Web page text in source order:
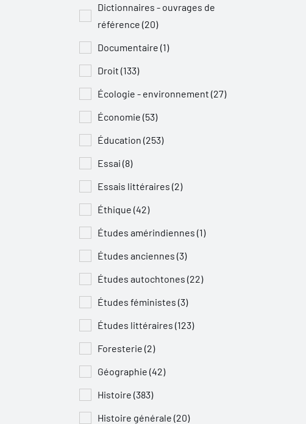
Dictionnaires - ouvrages de
référence (20)
Documentaire (1)
Droit (133)
Écologie - environnement (27)
Économie (53)
Éducation (253)
Essai (8)
Essais littéraires (2)
Éthique (42)
Études amérindiennes (1)
Études anciennes (3)
Études autochtones (22)
Études féministes (3)
Études littéraires (123)
Foresterie (2)
Géographie (42)
Histoire (383)
Histoire générale (20)